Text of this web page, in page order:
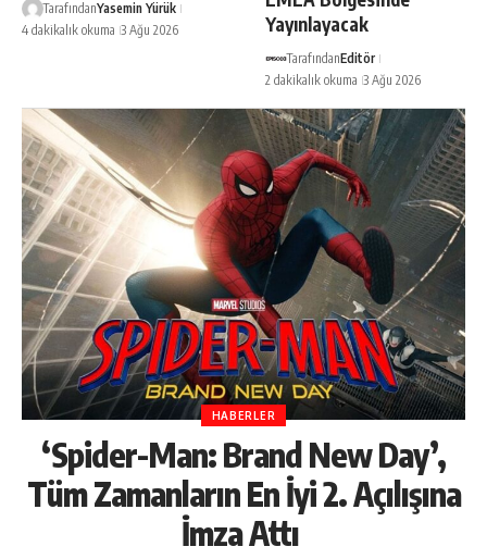
TarafındanYasemin Yürük
4 dakikalık okuma 3 Ağu 2026
Yayınlayacak
TarafındanEditör
2 dakikalık okuma 3 Ağu 2026
HABERLER
‘Spider-Man: Brand New Day’,
Tüm Zamanların En İyi 2. Açılışına
İmza Attı